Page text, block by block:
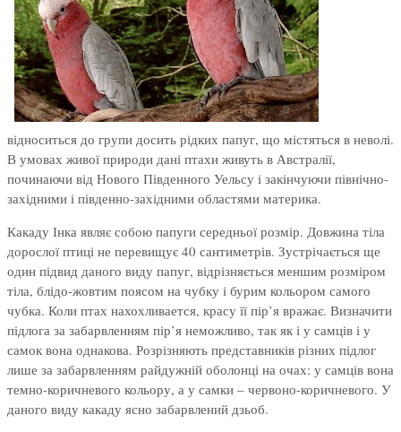
відноситься до групи досить рідких папуг, що містяться в неволі.
В умовах живої природи дані птахи живуть в Австралії,
починаючи від Нового Південного Уельсу і закінчуючи північно-
західними і південно-західними областями материка.
Какаду Інка являє собою папуги середньої розмір. Довжина тіла
дорослої птиці не перевищує 40 сантиметрів. Зустрічається ще
один підвид даного виду папуг, відрізняється меншим розміром
тіла, блідо-жовтим поясом на чубку і бурим кольором самого
чубка. Коли птах нахохливается, красу її пір’я вражає. Визначити
підлога за забарвленням пір’я неможливо, так як і у самців і у
самок вона однакова. Розрізняють представників різних підлог
лише за забарвленням райдужній оболонці на очах: у самців вона
темно-коричневого кольору, а у самки – червоно-коричневого. У
даного виду какаду ясно забарвлений дзьоб.